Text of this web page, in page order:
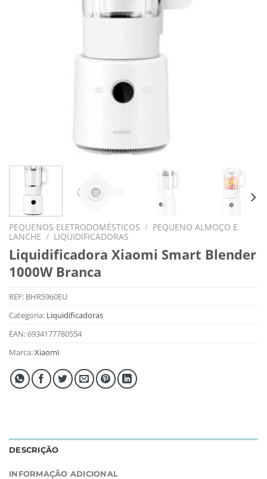
PEQUENOS ELETRODOMÉSTICOS / PEQUENO ALMOÇO E
LANCHE / LIQUIDIFICADORAS
Liquidificadora Xiaomi Smart Blender
1000W Branca
REF: BHR5960EU
Categoria: Liquidificadoras
EAN:6934177780554
Marca:Xiaomi
DESCRIÇÃO
INFORMAÇÃO ADICIONAL